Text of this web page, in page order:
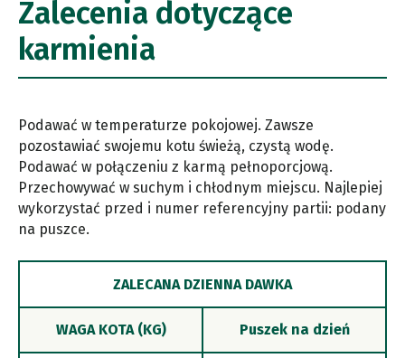
Zalecenia dotyczące
karmienia
Podawać w temperaturze pokojowej. Zawsze
pozostawiać swojemu kotu świeżą, czystą wodę.
Podawać w połączeniu z karmą pełnoporcjową.
Przechowywać w suchym i chłodnym miejscu. Najlepiej
wykorzystać przed i numer referencyjny partii: podany
na puszce.
ZALECANA DZIENNA DAWKA
WAGA KOTA (KG) Puszek na dzień